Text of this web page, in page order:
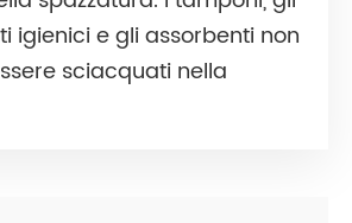
igienici e gli assorbenti non
sciacquati nella